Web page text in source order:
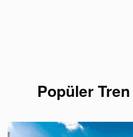
Popüler